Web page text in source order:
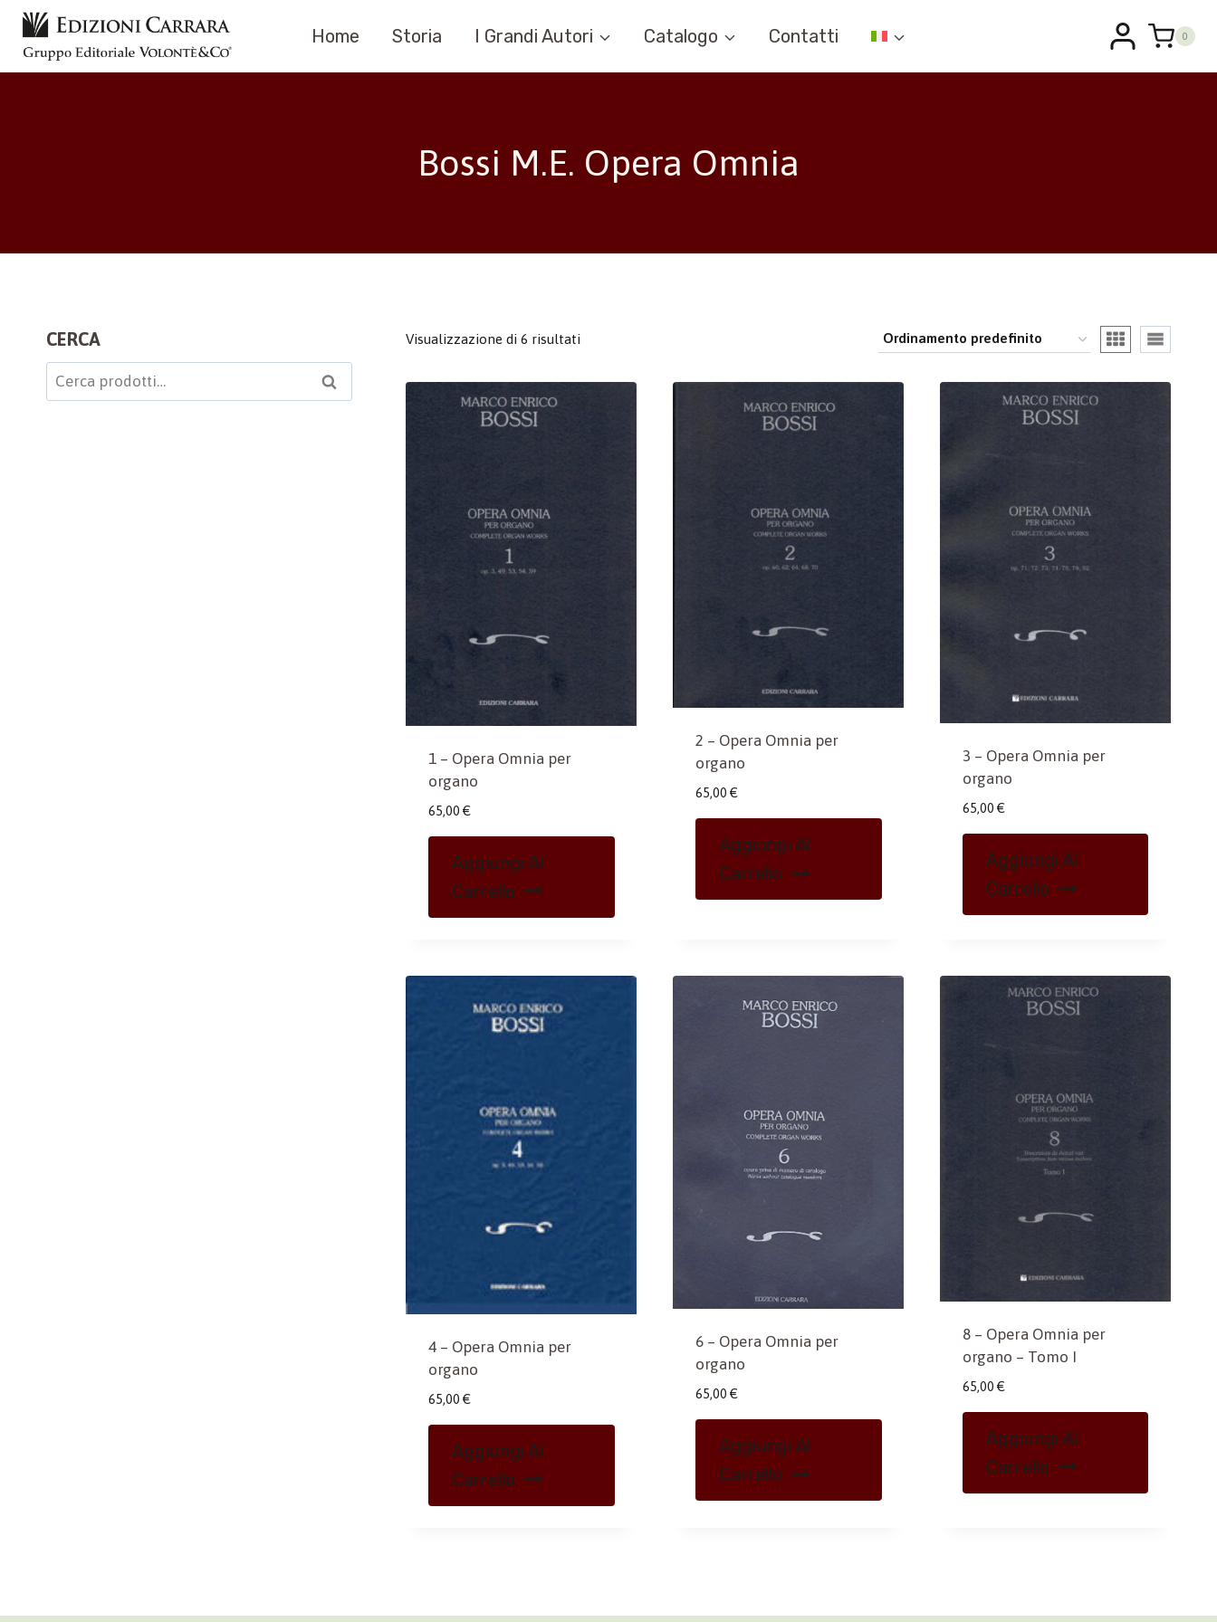
Salta
contenuto
Home Storia I Grandi Autori Catalogo Contatti 0
Bossi M.E. Opera Omnia
Visualizzazione di 6 risultati
1 – Opera Omnia per
organo
65,00 €
Aggiungi Al
Carrello
2 – Opera Omnia per
organo
65,00 €
Aggiungi Al
Carrello
3 – Opera Omnia per
organo
65,00 €
Aggiungi Al
Carrello
4 – Opera Omnia per
organo
65,00 €
Aggiungi Al
Carrello
6 – Opera Omnia per
organo
65,00 €
Aggiungi Al
Carrello
8 – Opera Omnia per
organo – Tomo I
65,00 €
Aggiungi Al
Carrello
CERCA
Cerca: Cerca